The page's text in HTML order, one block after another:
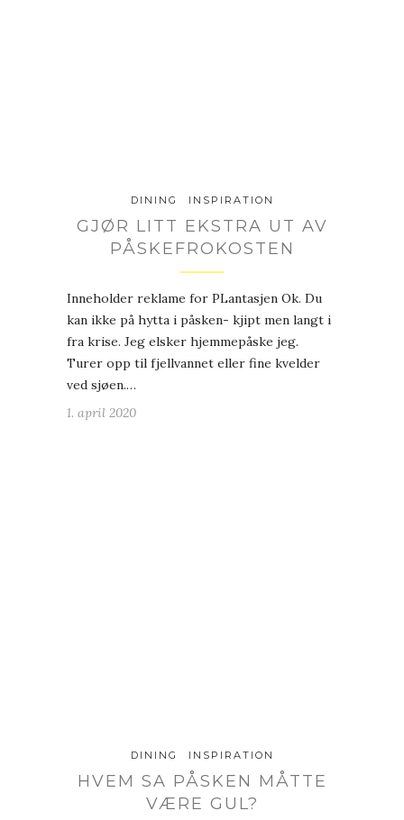
DINING INSPIRATION
GJØR LITT EKSTRA UT AV
PÅSKEFROKOSTEN
Inneholder reklame for PLantasjen Ok. Du
kan ikke på hytta i påsken- kjipt men langt i
fra krise. Jeg elsker hjemmepåske jeg.
Turer opp til fjellvannet eller fine kvelder
ved sjøen.…
1. april 2020
DINING INSPIRATION
HVEM SA PÅSKEN MÅTTE
VÆRE GUL?